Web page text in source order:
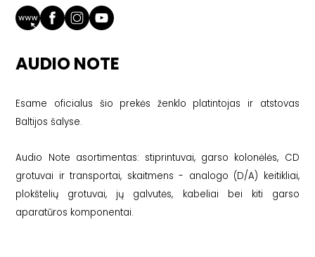
AUDIO NOTE
Esame oficialus šio prekės ženklo platintojas ir atstovas
Baltijos šalyse.
Audio Note asortimentas: stiprintuvai, garso kolonėlės, CD
grotuvai ir transportai, skaitmens - analogo (D/A) keitikliai,
plokštelių grotuvai, jų galvutės, kabeliai bei kiti garso
aparatūros komponentai.